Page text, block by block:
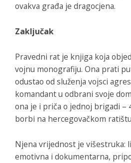
ovakva građa je dragocjena.
Zaključak
Pravedni rat je knjiga koja
vojnu monografiju. Ona prati
odustao od služenja vojsci
komandant u odbrani svoje
ona je i priča o jednoj brigadi –
borbi na hercegovačkom
Njena vrijednost je višestruka:
emotivna i dokumentarna,